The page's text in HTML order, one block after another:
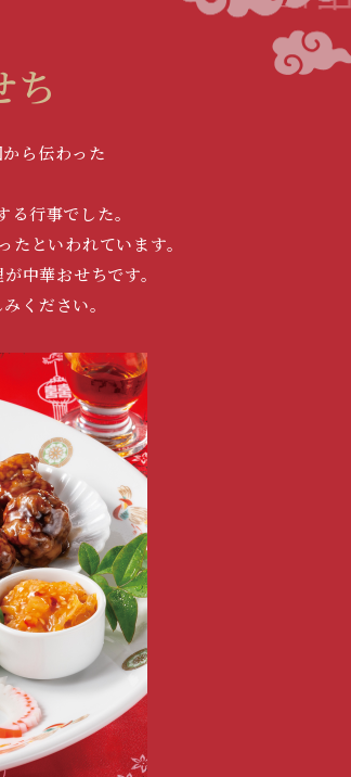
ち
ら伝わった
行事でした。
といわれています。
中華おせちです。
ください。